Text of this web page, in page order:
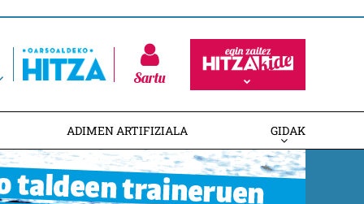
Sartu
ADIMEN ARTIFIZIALA GIDAK